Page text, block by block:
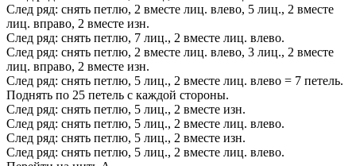
След ряд: снять петлю, 2 вместе лиц. влево, 5 лиц., 2 вместе
лиц. вправо, 2 вместе изн.
След ряд: снять петлю, 7 лиц., 2 вместе лиц. влево.
След ряд: снять петлю, 2 вместе лиц. влево, 3 лиц., 2 вместе
лиц. вправо, 2 вместе изн.
След ряд: снять петлю, 5 лиц., 2 вместе лиц. влево = 7 петель.
Поднять по 25 петель с каждой стороны.
След ряд: снять петлю, 5 лиц., 2 вместе изн.
След ряд: снять петлю, 5 лиц., 2 вместе лиц. влево.
След ряд: снять петлю, 5 лиц., 2 вместе изн.
След ряд: снять петлю, 5 лиц., 2 вместе лиц. влево.